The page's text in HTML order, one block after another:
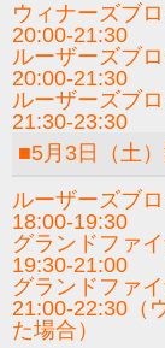
ウィナーズブ
20:00-21:30
ルーザーズブ
20:00-21:30
ルーザーズブ
21:30-23:30
■5月3日（土
ルーザーズブ
18:00-19:30
グランドフ
19:30-21:00
グランドファ
21:00-22:30（
た場合）